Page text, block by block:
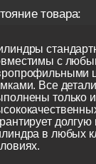
товара:
с
Все
только
в любых